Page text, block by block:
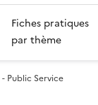
Fiches pratiques
par thème
Public Service